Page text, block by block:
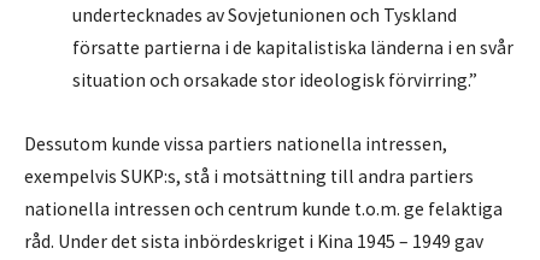
undertecknades av Sovjetunionen och Tyskland
försatte partierna i de kapitalistiska länderna i en svår
situation och orsakade stor ideologisk förvirring.”
Dessutom kunde vissa partiers nationella intressen,
exempelvis SUKP:s, stå i motsättning till andra partiers
nationella intressen och centrum kunde t.o.m. ge felaktiga
råd. Under det sista inbördeskriget i Kina 1945 – 1949 gav